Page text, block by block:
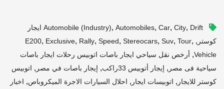
Automobile (industry), Automobiles, Car, City,
Drift ايجار
كوستر ,
E200, Exclusive, Rally, Speed, Stereocars, Suv, Tour,
Vehicle
, أرخص نقل سياحي ايجار باصات اتوبيس رحلات ايجار باصات
سياحية فى مصر , إيجار أتوبيس 33راكب , إيجار باصات في مصر , اتوبيس
كوستر للايجار , اتوبيسات ايجار , احلال السيارات الاجرة الميكروباص, اخبار